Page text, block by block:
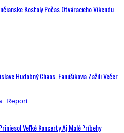
Kostoly Počas Otváracieho Víkendu
Hudobný Chaos. Fanúšikovia Zažili Večer
Veľké Koncerty Aj Malé Príbehy